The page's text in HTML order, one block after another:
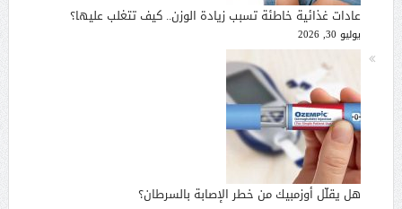
عادات غذائية خاطئة تسبب زيادة الوزن.. كيف تتغلب عليها؟
يوليو 30, 2026
هل يقلّل أوزمبيك من خطر الإصابة بالسرطان؟